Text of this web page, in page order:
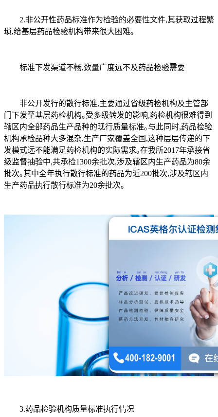
2.非公开性药品标准作为检验的必要性文件,其获取过程繁
琐,给基层药品检验机构带来很大困难｡
标准下发渠道不畅,数量广度远不及药品检验需要
非公开发行的散行标准,主要通过省级药检机构及主管部
门下发至基层药检机构｡受多级转发的影响,药检机构很难得到
辖区内全部药品生产品种的现行质量标准｡与此同时,药品检验
机构承检品种大多混杂,生产厂家覆盖全国,这种层层传递的下
发模式远不能满足药检机构的实际需求｡在我所2017年承接省
级监督抽验中,共承检1300余批次,涉及辖区内生产药品为80余
批次｡其中全年执行散行标准的药品为近200批次,涉及辖区内
生产药品执行散行标准为20余批次｡
3.药品检验机构质量标准执行情况